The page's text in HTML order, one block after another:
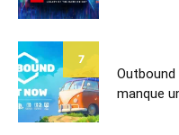
7
manque